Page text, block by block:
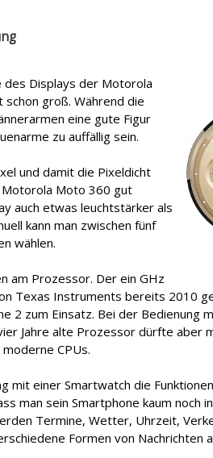
Displays der Motorola
groß. Während die
eine gute Figur
zu auffällig sein.
und damit die Pixeldicht
Moto 360 gut
auch etwas leuchtstärker als
kann man zwischen fünf
wählen.
am Prozessor. Der ein GHz
Texas Instruments bereits 2010
2 zum Einsatz. Bei der Bedienung
Jahre alte Prozessor dürfte aber
CPUs.
mit einer Smartwatch die
man sein Smartphone kaum noch
Termine, Wetter, Uhrzeit,
Formen von Nachrichten